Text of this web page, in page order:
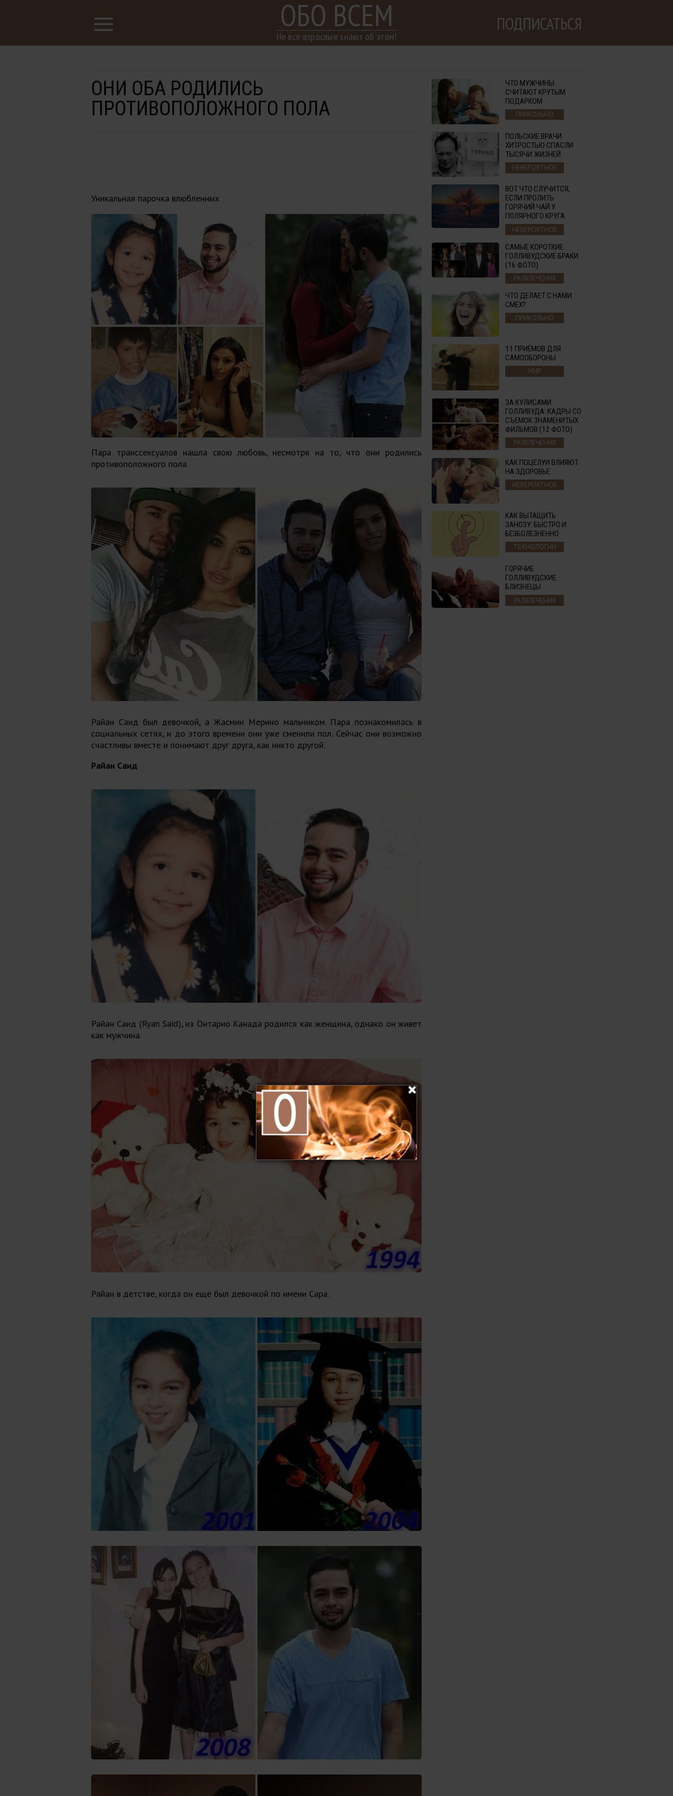
ОБО ВСЕМ
Не все взрослые знают об этом!
ПОДПИСАТЬСЯ
ОНИ ОБА РОДИЛИСЬ
ПРОТИВОПОЛОЖНОГО ПОЛА
Уникальная парочка влюбленных
Пара транссексуалов нашла свою любовь, несмотря на то, что они родились
противоположного пола.
Райан Саид был девочкой, а Жасмин Мерино мальчиком. Пара познакомилась в
социальных сетях, и до этого времени они уже сменили пол. Сейчас они возможно
счастливы вместе и понимают друг друга, как никто другой.
Райан Саид
Райан Саид (Ryan Said), из Онтарио Канада родился как женщина, однако он живет
как мужчина.
Райан в детстве, когда он ещё был девочкой по имени Сара.
ЧТО МУЖЧИНЫ
СЧИТАЮТ КРУТЫМ
ПОДАРКОМ
ПРИКОЛЬНО
ПОЛЬСКИЕ ВРАЧИ
ХИТРОСТЬЮ СПАСЛИ
ТЫСЯЧИ ЖИЗНЕЙ
НЕВЕРОЯТНОЕ
ВОТ ЧТО СЛУЧИТСЯ,
ЕСЛИ ПРОЛИТЬ
ГОРЯЧИЙ ЧАЙ У
ПОЛЯРНОГО КРУГА
НЕВЕРОЯТНОЕ
САМЫЕ КОРОТКИЕ
ГОЛЛИВУДСКИЕ БРАКИ
(16 ФОТО)
РАЗВЛЕЧЕНИЯ
ЧТО ДЕЛАЕТ С НАМИ
СМЕХ?
ПРИКОЛЬНО
11 ПРИЁМОВ ДЛЯ
САМООБОРОНЫ
МИР
ЗА КУЛИСАМИ
ГОЛЛИВУДА: КАДРЫ СО
СЪЕМОК ЗНАМЕНИТЫХ
ФИЛЬМОВ (12 ФОТО)
РАЗВЛЕЧЕНИЯ
КАК ПОЦЕЛУИ ВЛИЯЮТ
НА ЗДОРОВЬЕ
НЕВЕРОЯТНОЕ
КАК ВЫТАЩИТЬ
ЗАНОЗУ: БЫСТРО И
БЕЗБОЛЕЗНЕННО
ТЕХНОЛОГИИ
ГОРЯЧИЕ
ГОЛЛИВУДСКИЕ
БЛИЗНЕЦЫ
РАЗВЛЕЧЕНИЯ